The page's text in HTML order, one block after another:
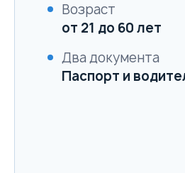
Возраст
от 21 до 60 лет
Два документа
Паспорт и